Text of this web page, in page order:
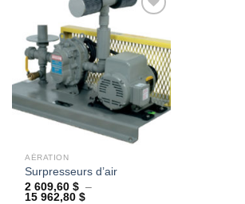
Ajouter
à la
wishlist
AÉRATION
Surpresseurs d’air
2 609,60$ –
15 962,80$Plage